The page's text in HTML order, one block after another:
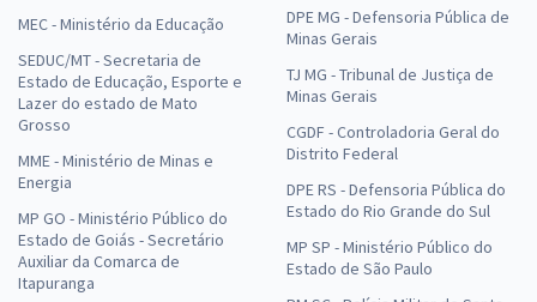
MEC - Ministério da Educação
SEDUC/MT - Secretaria de
Estado de Educação, Esporte e
Lazer do estado de Mato
Grosso
MME - Ministério de Minas e
Energia
MP GO - Ministério Público do
Estado de Goiás - Secretário
Auxiliar da Comarca de
Itapuranga
DPE MG - Defensoria Pública de
Minas Gerais
TJ MG - Tribunal de Justiça de
Minas Gerais
CGDF - Controladoria Geral do
Distrito Federal
DPE RS - Defensoria Pública do
Estado do Rio Grande do Sul
MP SP - Ministério Público do
Estado de São Paulo